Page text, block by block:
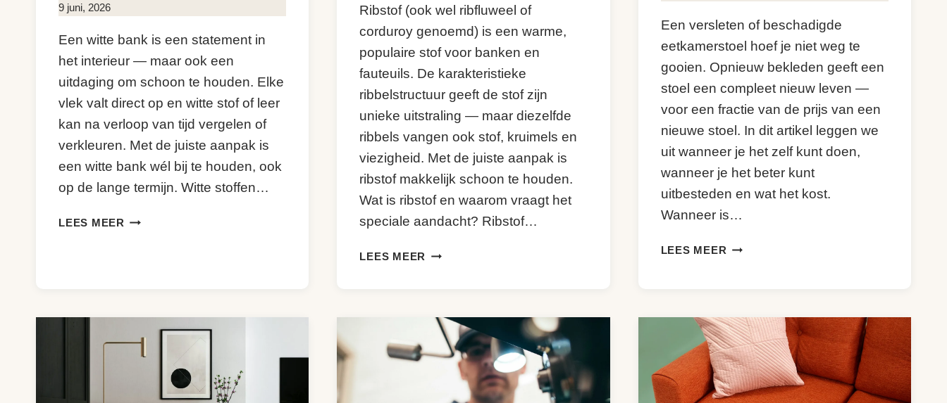
Door
9 juni, 2026
Een witte bank is een statement in
het interieur — maar ook een
uitdaging om schoon te houden. Elke
vlek valt direct op en witte stof of leer
kan na verloop van tijd vergelen of
verkleuren. Met de juiste aanpak is
een witte bank wél bij te houden, ook
op de lange termijn. Witte stoffen…
LEES MEER WITTE
ONDERHOUD
Ribstof (ook wel ribfluweel of
corduroy genoemd) is een warme,
populaire stof voor banken en
fauteuils. De karakteristieke
ribbelstructuur geeft de stof zijn
unieke uitstraling — maar diezelfde
ribbels vangen ook stof, kruimels en
viezigheid. Met de juiste aanpak is
ribstof makkelijk schoon te houden.
Wat is ribstof en waarom vraagt het
speciale aandacht? Ribstof…
LEES MEER RIBSTOF
DOE
HET
ZONDER
SCHADE
Een versleten of beschadigde
eetkamerstoel hoef je niet weg te
gooien. Opnieuw bekleden geeft een
stoel een compleet nieuw leven —
voor een fractie van de prijs van een
nieuwe stoel. In dit artikel leggen we
uit wanneer je het zelf kunt doen,
wanneer je het beter kunt
uitbesteden en wat het kost.
Wanneer is…
LEES MEER EETKAMERSTOEL
OF
LATEN
DOEN?